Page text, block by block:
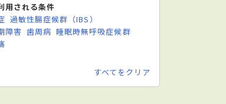
用される条件
過敏性腸症候群（IBS）
障害 歯周病 睡眠時無呼吸症候群
すべてをクリア